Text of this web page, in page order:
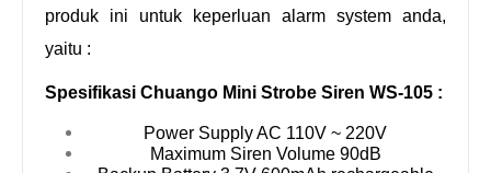
produk ini untuk keperluan alarm system anda,
yaitu :
Spesifikasi Chuango Mini Strobe Siren WS-105 :
Power Supply AC 110V ~ 220V
Maximum Siren Volume 90dB